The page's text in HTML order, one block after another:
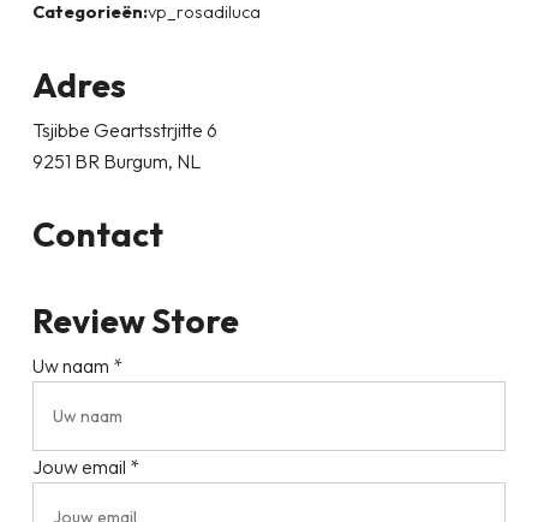
Categorieën:vp_rosadiluca
Adres
Tsjibbe Geartsstrjitte 6
9251 BR Burgum, NL
Contact
Review Store
Uw naam *
Jouw email *